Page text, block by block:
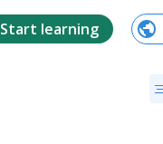
Start learning